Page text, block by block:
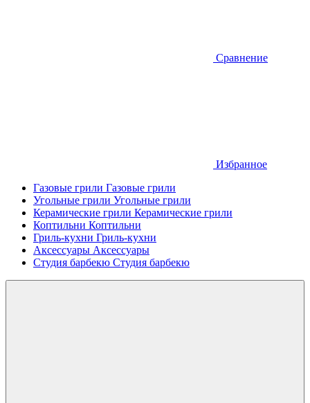
Сравнение
Избранное
Газовые грили Газовые грили
Угольные грили Угольные грили
Керамические грили Керамические грили
Коптильни Коптильни
Гриль-кухни Гриль-кухни
Аксессуары Аксессуары
Студия барбекю Студия барбекю